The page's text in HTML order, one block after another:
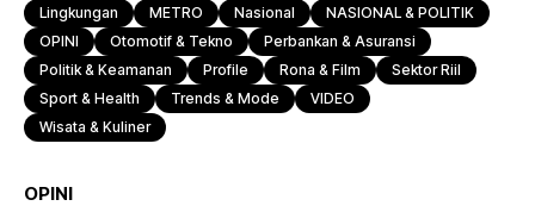
Lingkungan METRO Nasional
NASIONAL & POLITIK
OPINI
Otomotif & Tekno
Perbankan & Asuransi
Politik & Keamanan
Profile Rona & Film
Sektor Riil
Sport & Health
Trends & Mode
VIDEO
Wisata & Kuliner
OPINI